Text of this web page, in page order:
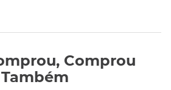
Comprou
Também